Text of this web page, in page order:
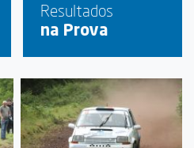
Resultados
na Prova